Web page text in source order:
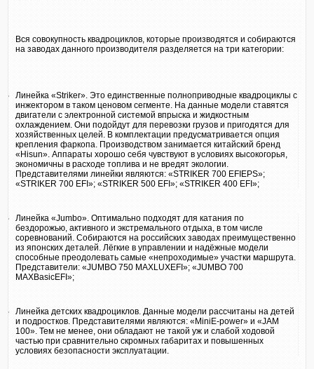
Вся совокупность квадроциклов, которые производятся и собираются
на заводах данного производителя разделяется на три категории:
Линейка «Striker». Это единственные полноприводные квадроциклы с
инжектором в таком ценовом сегменте. На данные модели ставятся
двигатели с электронной системой впрыска и жидкостным
охлаждением. Они подойдут для перевозки грузов и пригодятся для
хозяйственных целей. В комплектации предусматривается опция
крепления фаркопа. Производством занимается китайский бренд
«Hisun». Аппараты хорошо себя чувствуют в условиях высокогорья,
экономичны в расходе топлива и не вредят экологии.
Представителями линейки являются: «STRIKER 700 EFIEPS»;
«STRIKER 700 EFI»; «STRIKER 500 EFI»; «STRIKER 400 EFI»;
Линейка «Jumbo». Оптимально подходят для катания по
бездорожью, активного и экстремального отдыха, в том числе
соревнований. Собираются на российских заводах преимущественно
из японских деталей. Лёгкие в управлении и надёжные модели
способные преодолевать самые «непроходимые» участки маршрута.
Представители: «JUMBO 750 MAXLUXEFI»; «JUMBO 700
MAXBasicEFI»;
Линейка детских квадроциклов. Данные модели рассчитаны на детей
и подростков. Представителями являются: «MiniE-power» и «JAM
100». Тем не менее, они обладают не такой уж и слабой ходовой
частью при сравнительно скромных габаритах и повышенных
условиях безопасности эксплуатации.